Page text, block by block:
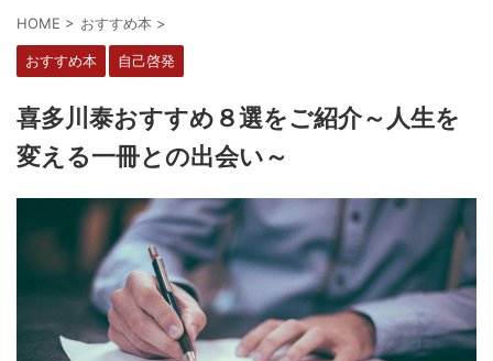
HOME > おすすめ本 >
おすすめ本 自己啓発
喜多川泰おすすめ８選をご紹介～人生を
変える一冊との出会い～